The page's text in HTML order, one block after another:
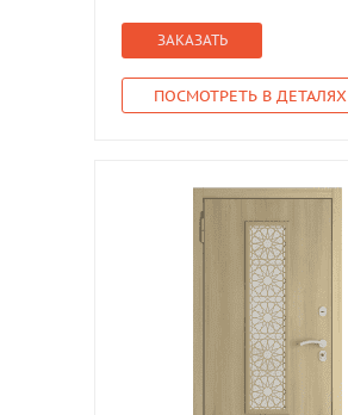
ЗАКАЗАТЬ
ПОСМОТРЕТЬ В ДЕТАЛЯХ